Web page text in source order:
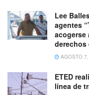
Lee
agentes
acogerse
derechos
AGOSTO
ETED
línea de